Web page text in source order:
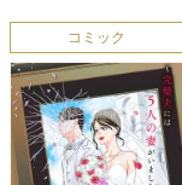
コミック